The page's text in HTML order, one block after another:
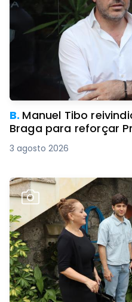
B. Manuel Tibo
Braga para reforçar
3 agosto 2026